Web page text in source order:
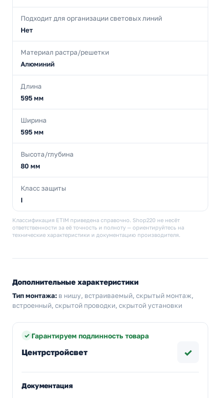
Подходит для организации световых линий
Нет
Материал растра/решетки
Алюминий
Длина
595 мм
Ширина
595 мм
Высота/глубина
80 мм
Класс защиты
I
Классификация ETIM приведена справочно. Shop220 не несёт
ответственности за её точность и полноту — ориентируйтесь на
технические характеристики и документацию производителя.
Дополнительные характеристики
Тип монтажа: в нишу, встраиваемый, скрытый монтаж,
встроенный, скрытой проводки, скрытой установки
Гарантируем подлинность товара
Центрстройсвет ✓
Документация